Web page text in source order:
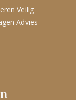
Veilig
Advies